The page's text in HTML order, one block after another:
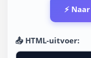
⚡
📤 HTML-uitvoer: